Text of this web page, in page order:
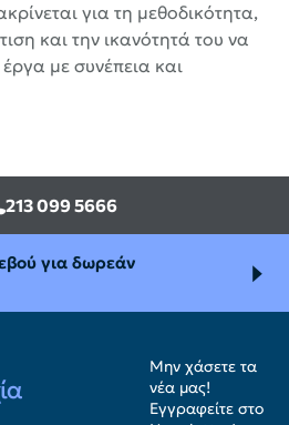
για τη μεθοδικότητα,
και την ικανότητά του να
έργα με συνέπεια και
213 099 5666
για δωρεάν
Μην χάσετε τα
νέα μας!
Εγγραφείτε στο